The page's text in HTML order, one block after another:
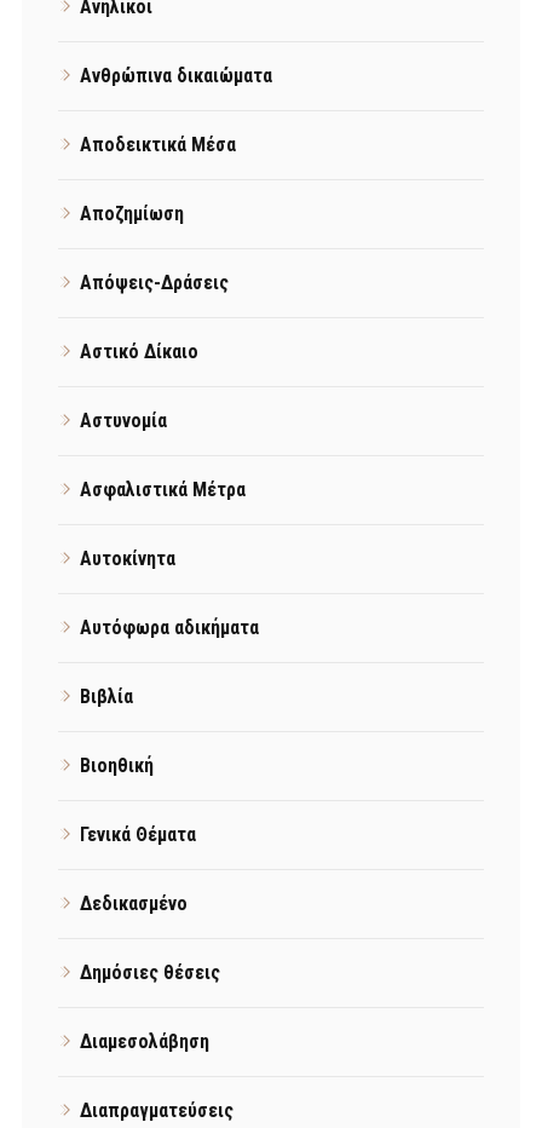
Ανήλικοι
Ανθρώπινα δικαιώματα
Αποδεικτικά Μέσα
Αποζημίωση
Απόψεις-Δράσεις
Αστικό Δίκαιο
Αστυνομία
Ασφαλιστικά Μέτρα
Αυτοκίνητα
Αυτόφωρα αδικήματα
Βιβλία
Βιοηθική
Γενικά Θέματα
Δεδικασμένο
Δημόσιες θέσεις
Διαμεσολάβηση
Διαπραγματεύσεις